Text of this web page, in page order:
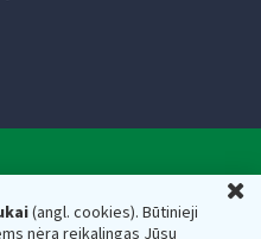
(angl. cookies). Būtinieji
nėra reikalingas Jūsų